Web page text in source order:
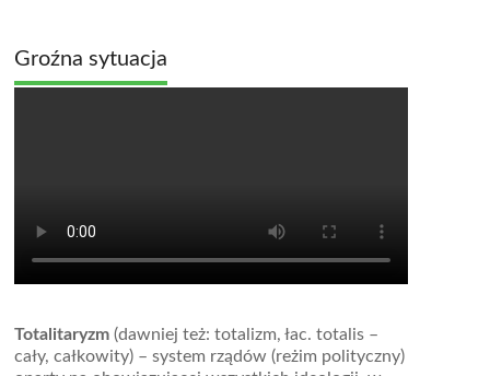
Groźna sytuacja
Totalitaryzm (dawniej też: totalizm, łac. totalis –
cały, całkowity) – system rządów (reżim polityczny)